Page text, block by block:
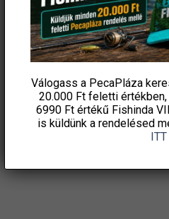
ki
ÉRTESÜLJ
Válogass a PecaPláza
20.000 Ft feletti
6990 Ft értékű Fishinda
is küldünk a rendelésed
ITT